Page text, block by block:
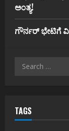
ಅಂತ್ಯ!
ಗೌರ್ನರ್‌ ಭೇಟಿಗೆ
Search
TAGS